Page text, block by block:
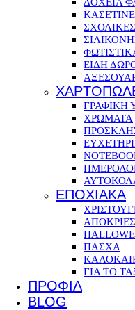
ΕΙΔΗ
ΓΡΑΦΙΚΗ
ΧΡΩΜΑΤΑ
ΕΠΟΧΙΑΚΑ
ΑΠΟΚΡΙΕΣ
ΠΑΣΧΑ
ΓΙΑ ΤΟ
ΠΡΟΦΙΛ
BLOG